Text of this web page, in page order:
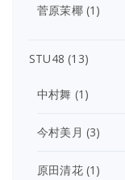
菅原茉椰(1)
STU48 (13)
中村舞 (1)
今村美月 (3)
原田清花(1)